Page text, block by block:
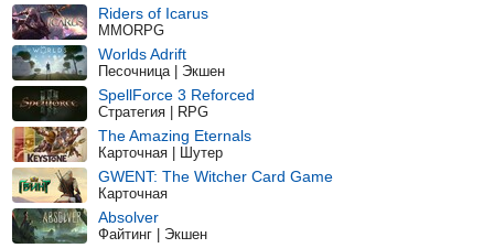
Riders of Icarus
MMORPG
Worlds Adrift
Песочница | Экшен
SpellForce 3 Reforced
Стратегия | RPG
The Amazing Eternals
Карточная | Шутер
GWENT: The Witcher Card Game
Карточная
Absolver
Файтинг | Экшен